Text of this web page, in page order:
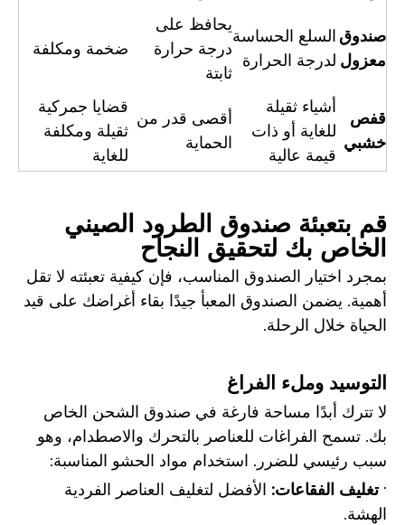
صندوق
معزول
السلع الحساسة
لدرجة الحرارة
يحافظ على
درجة حرارة
ثابتة
ضخمة ومكلفة
قفص
خشبي
أشياء ثقيلة
للغاية أو ذات
قيمة عالية
أقصى قدر من
الحماية
قضايا جمركية
ثقيلة ومكلفة
للغاية
قم بتعبئة صندوق الطرود الصيني
الخاص بك لتحقيق النجاح
بمجرد اختيار الصندوق المناسب، فإن كيفية تعبئته لا تقل
أهمية. يضمن الصندوق المعبأ جيدًا بقاء أغراضك على قيد
الحياة خلال الرحلة.
التوسيد وملء الفراغ
لا تترك أبدًا مساحة فارغة في صندوق الشحن الخاص
بك. تسمح الفراغات للعناصر بالتحرك والاصطدام، وهو
سبب رئيسي للضرر. استخدام مواد الحشو المناسبة:
·تغليف الفقاعات: الأفضل لتغليف العناصر الفردية
الهشة.